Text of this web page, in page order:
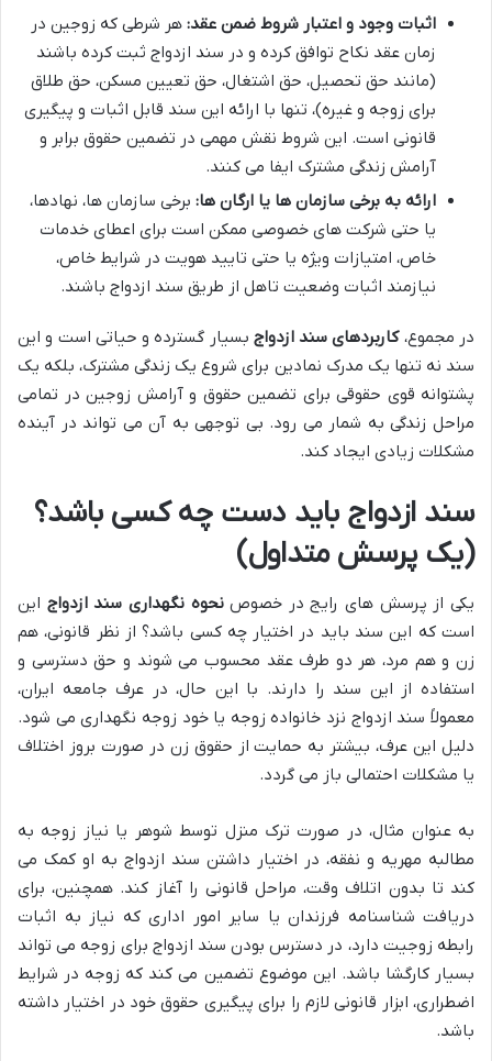
اثبات وجود و اعتبار شروط ضمن عقد: هر شرطی که زوجین در
زمان عقد نکاح توافق کرده و در سند ازدواج ثبت کرده باشند
(مانند حق تحصیل، حق اشتغال، حق تعیین مسکن، حق طلاق
برای زوجه و غیره)، تنها با ارائه این سند قابل اثبات و پیگیری
قانونی است. این شروط نقش مهمی در تضمین حقوق برابر و
آرامش زندگی مشترک ایفا می کنند.
ارائه به برخی سازمان ها یا ارگان ها: برخی سازمان ها، نهادها،
یا حتی شرکت های خصوصی ممکن است برای اعطای خدمات
خاص، امتیازات ویژه یا حتی تایید هویت در شرایط خاص،
نیازمند اثبات وضعیت تاهل از طریق سند ازدواج باشند.
در مجموع،کاربردهای سند ازدواج بسیار گسترده و حیاتی است و این
سند نه تنها یک مدرک نمادین برای شروع یک زندگی مشترک، بلکه یک
پشتوانه قوی حقوقی برای تضمین حقوق و آرامش زوجین در تمامی
مراحل زندگی به شمار می رود. بی توجهی به آن می تواند در آینده
مشکلات زیادی ایجاد کند.
سند ازدواج باید دست چه کسی باشد؟
(یک پرسش متداول)
یکی از پرسش های رایج در خصوصنحوه نگهداری سند ازدواج این
است که این سند باید در اختیار چه کسی باشد؟ از نظر قانونی، هم
زن و هم مرد، هر دو طرف عقد محسوب می شوند و حق دسترسی و
استفاده از این سند را دارند. با این حال، در عرف جامعه ایران،
معمولاً سند ازدواج نزد خانواده زوجه یا خود زوجه نگهداری می شود.
دلیل این عرف، بیشتر به حمایت از حقوق زن در صورت بروز اختلاف
یا مشکلات احتمالی باز می گردد.
به عنوان مثال، در صورت ترک منزل توسط شوهر یا نیاز زوجه به
مطالبه مهریه و نفقه، در اختیار داشتن سند ازدواج به او کمک می
کند تا بدون اتلاف وقت، مراحل قانونی را آغاز کند. همچنین، برای
دریافت شناسنامه فرزندان یا سایر امور اداری که نیاز به اثبات
رابطه زوجیت دارد، در دسترس بودن سند ازدواج برای زوجه می تواند
بسیار کارگشا باشد. این موضوع تضمین می کند که زوجه در شرایط
اضطراری، ابزار قانونی لازم را برای پیگیری حقوق خود در اختیار داشته
باشد.